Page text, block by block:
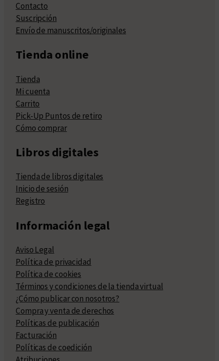
Contacto
Suscripción
Envío de manuscritos/originales
Tienda online
Tienda
Mi cuenta
Carrito
Pick-Up Puntos de retiro
Cómo comprar
Libros digitales
Tienda de libros digitales
Inicio de sesión
Registro
Información legal
Aviso Legal
Política de privacidad
Política de cookies
Términos y condiciones de la tienda virtual
¿Cómo publicar con nosotros?
Compra y venta de derechos
Políticas de publicación
Facturación
Políticas de coedición